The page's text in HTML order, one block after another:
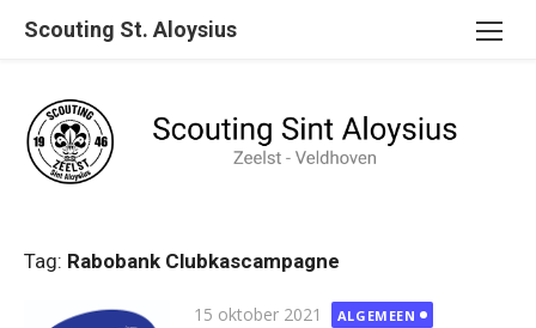
inhoud
Scouting St. Aloysius
Tag: Rabobank Clubkascampagne
Gepubliceerd
15 oktober 2021 ALGEMEEN